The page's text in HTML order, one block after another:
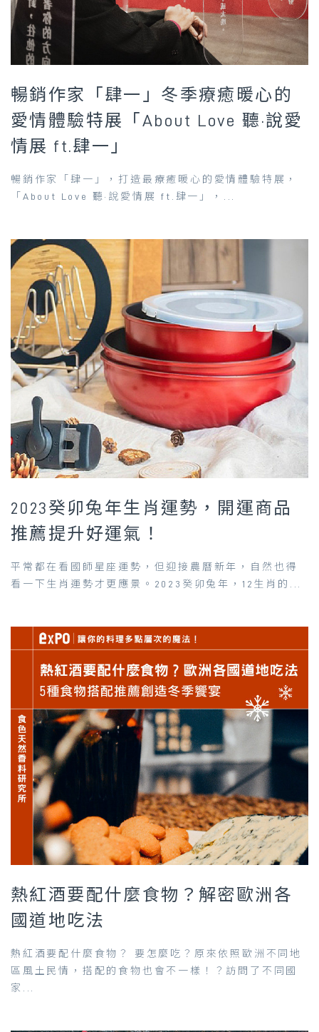
暢銷作家「肆一」冬季療癒暖心的
愛情體驗特展「About Love 聽·說愛
情展 ft.肆一」
暢銷作家「肆一」，打造最療癒暖心的愛情體驗特展，
「About Love 聽·說愛情展 ft.肆一」，...
2023癸卯兔年生肖運勢，開運商品
推薦提升好運氣！
平常都在看國師星座運勢，但迎接農曆新年，自然也得
看一下生肖運勢才更應景。2023癸卯兔年，12生肖的...
熱紅酒要配什麼食物？解密歐洲各
國道地吃法
熱紅酒要配什麼食物？ 要怎麼吃？原來依照歐洲不同地
區風土民情，搭配的食物也會不一樣！？訪問了不同國
家...